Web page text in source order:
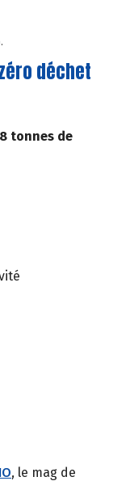
déchet
tonnes de
, le mag de